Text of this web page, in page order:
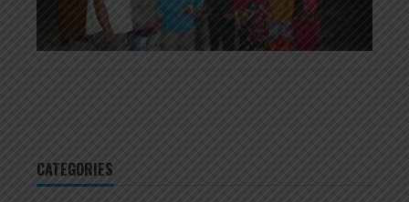
CATEGORIES